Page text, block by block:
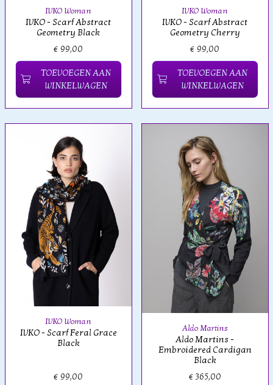
IVKO Woman
IVKO - Scarf Abstract
Geometry Black
€ 99,00
TOEVOEGEN AAN
WINKELWAGEN
IVKO Woman
IVKO - Scarf Abstract
Geometry Cherry
€ 99,00
TOEVOEGEN AAN
WINKELWAGEN
IVKO Woman
IVKO - Scarf Feral Grace
Black
€ 99,00
Aldo Martins
Aldo Martins -
Embroidered Cardigan
Black
€ 365,00